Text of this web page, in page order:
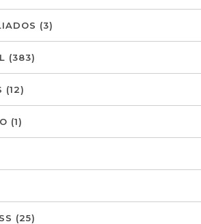
(3)
(383)
(12)
(1)
(25)